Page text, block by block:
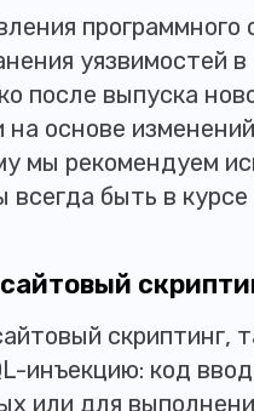
уязвимостей
после выпуска
на основе
мы рекомендуем
всегда быть в
скриптинг,
инъекцию: код
или для